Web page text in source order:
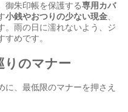
御朱印帳を保護する専用カバ
小銭やおつりの少ない現金、
。雨の日に濡れないよう、ジ
めです。
りのマナー
に、最低限のマナーを押さえ